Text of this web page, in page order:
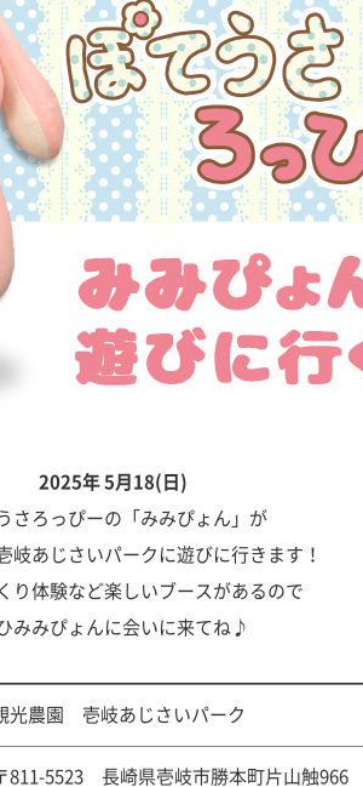
2025年 5月18(日)
さろっぴーの「みみぴょん」が
あじさいパーク に遊びに行きます！
り体験など楽しいブースがあるので
みみぴょんに会いに来てね♪
光農園 壱岐あじさいパーク
811-5523 長崎県壱岐市勝本町片山触966